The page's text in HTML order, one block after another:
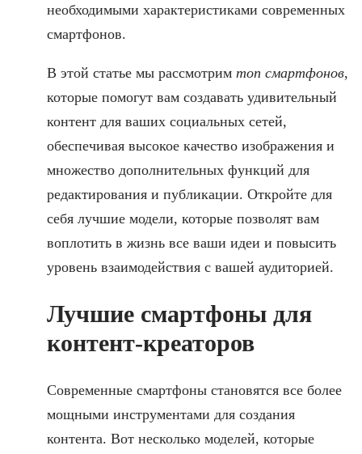
необходимыми характеристиками современных
смартфонов.
В этой статье мы рассмотрим топ смартфонов,
которые помогут вам создавать удивительный
контент для ваших социальных сетей,
обеспечивая высокое качество изображения и
множество дополнительных функций для
редактирования и публикации. Откройте для
себя лучшие модели, которые позволят вам
воплотить в жизнь все ваши идеи и повысить
уровень взаимодействия с вашей аудиторией.
Лучшие смартфоны для
контент-креаторов
Современные смартфоны становятся все более
мощными инструментами для создания
контента. Вот несколько моделей, которые